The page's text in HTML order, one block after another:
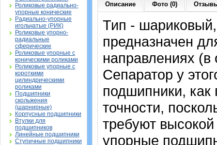
Роликовые радиально-
упорные конические
Радиально-упорные
игольчатые (РИК)
Роликовые упорно-
радиальные
сферические
Роликовые упорные с
коническими роликами
Роликовые упорные с
короткими
цилиндрическими
роликами
Подшипники
скольжения
(шарнирные)
Корпусные подшипники
Втулки для
подшипников
Линейные подшипники
Ступичные подшипники
Описание Фото (0)
Тип -
предназначен
направлениях (в
Сепаратор у
подшипники, как
точности,
требуют
упорные